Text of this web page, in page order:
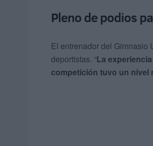
Pleno de podios
El entrenador del Gimnasio
deportistas. “La
competición tuvo un nivel